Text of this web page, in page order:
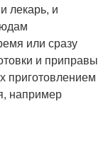
лекарь, и
или сразу
и приправы
приготовлением
например